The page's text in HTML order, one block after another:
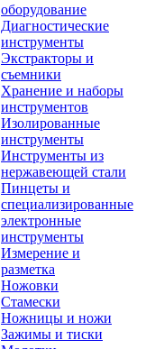
оборудование
Диагностические
инструменты
Экстракторы и
съемники
Хранение и наборы
инструментов
Изолированные
инструменты
Инструменты из
нержавеющей стали
Пинцеты и
специализированные
электронные
инструменты
Измерение и
разметка
Ножовки
Стамески
Ножницы и ножи
Зажимы и тиски